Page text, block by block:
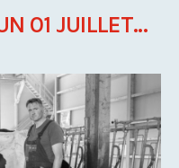
01 JUILLET...